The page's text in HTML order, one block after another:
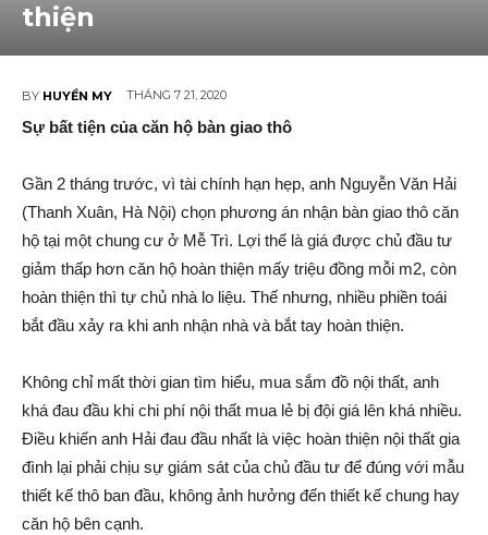
thiện
BY HUYỀN MY THÁNG 7 21, 2020
Sự bất tiện của căn hộ bàn giao thô
Gần 2 tháng trước, vì tài chính hạn hẹp, anh Nguyễn Văn Hải
(Thanh Xuân, Hà Nội) chọn phương án nhận bàn giao thô căn
hộ tại một chung cư ở Mễ Trì. Lợi thế là giá được chủ đầu tư
giảm thấp hơn căn hộ hoàn thiện mấy triệu đồng mỗi m2, còn
hoàn thiện thì tự chủ nhà lo liệu. Thế nhưng, nhiều phiền toái
bắt đầu xảy ra khi anh nhận nhà và bắt tay hoàn thiện.
Không chỉ mất thời gian tìm hiểu, mua sắm đồ nội thất, anh
khá đau đầu khi chi phí nội thất mua lẻ bị đội giá lên khá nhiều.
Điều khiến anh Hải đau đầu nhất là việc hoàn thiện nội thất gia
đình lại phải chịu sự giám sát của chủ đầu tư để đúng với mẫu
thiết kế thô ban đầu, không ảnh hưởng đến thiết kế chung hay
căn hộ bên cạnh.